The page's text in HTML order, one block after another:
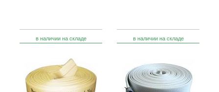
в наличии на складе в наличии на складе